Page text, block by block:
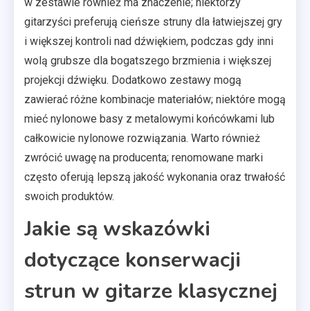
gitarzyści preferują cieńsze struny dla łatwiejszej gry
i większej kontroli nad dźwiękiem, podczas gdy inni
wolą grubsze dla bogatszego brzmienia i większej
projekcji dźwięku. Dodatkowo zestawy mogą
zawierać różne kombinacje materiałów; niektóre mogą
mieć nylonowe basy z metalowymi końcówkami lub
całkowicie nylonowe rozwiązania. Warto również
zwrócić uwagę na producenta; renomowane marki
często oferują lepszą jakość wykonania oraz trwałość
swoich produktów.
Jakie są wskazówki
dotyczące konserwacji
strun w gitarze klasycznej